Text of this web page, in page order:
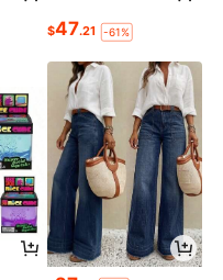
$47.21 -61%